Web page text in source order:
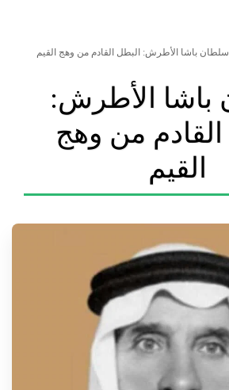
باشا الأطرش: البطل القادم من وهج القيم
الأطرش:
من وهج
القيم